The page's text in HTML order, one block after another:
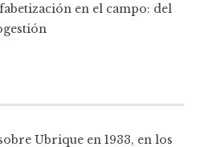
en el campo: del
Ubrique en 1933, en los